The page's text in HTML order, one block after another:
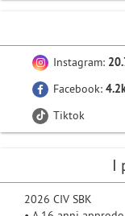
Instagram:
Facebook:
Tiktok
I
2026 CIV SBK